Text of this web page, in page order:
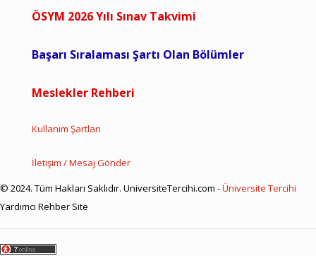
ÖSYM 2026 Yılı Sınav Takvimi
Başarı Sıralaması Şartı Olan Bölümler
Meslekler Rehberi
Kullanım Şartları
İletişim / Mesaj Gönder
© 2024. Tüm Hakları Saklıdır. UniversiteTercihi.com -Üniversite Tercihi
Yardımcı Rehber Site